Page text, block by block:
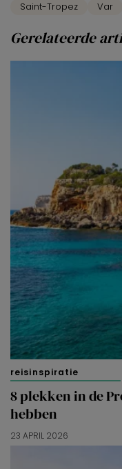
Saint-Tropez
Var
Gerelateerde
reisinspiratie
8 plekken in de
hebben
23 APRIL 2026